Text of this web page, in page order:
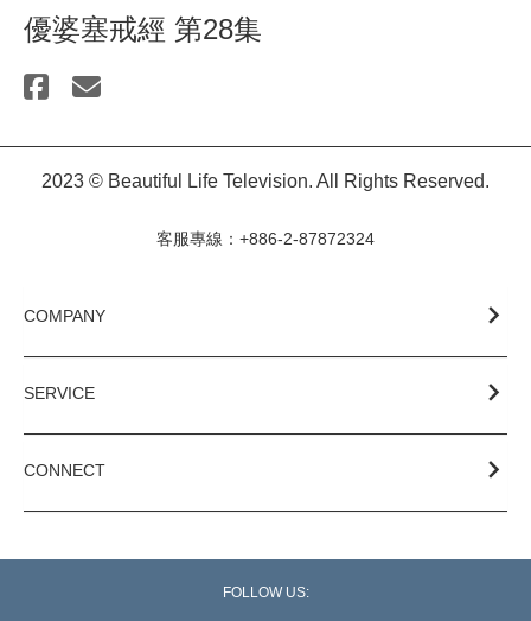
優婆塞戒經 第28集
2023 © Beautiful Life Television. All Rights Reserved.
客服專線：+886-2-87872324
COMPANY
SERVICE
CONNECT
FOLLOW US: